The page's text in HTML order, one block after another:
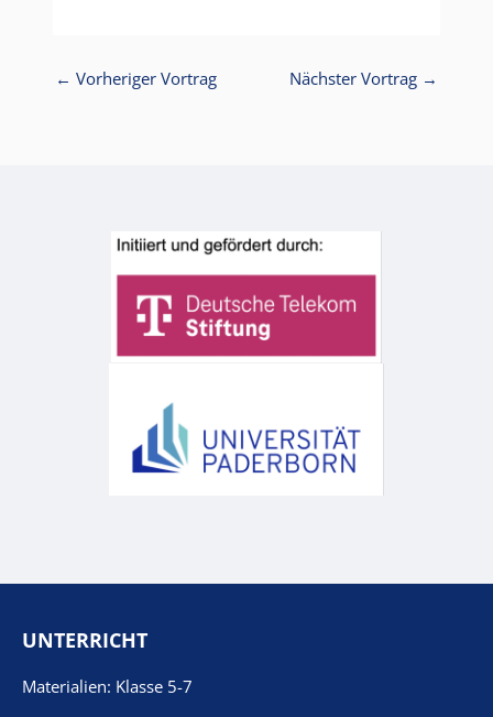
← Vorheriger Vortrag Nächster Vortrag →
UNTERRICHT
Materialien: Klasse 5-7